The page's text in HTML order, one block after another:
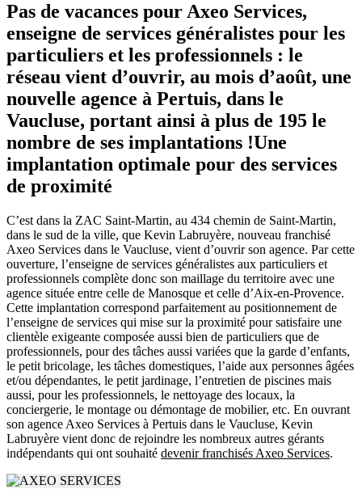
Pas de vacances pour Axeo Services,
enseigne de services généralistes pour les
particuliers et les professionnels : le
réseau vient d’ouvrir, au mois d’août, une
nouvelle agence à Pertuis, dans le
Vaucluse, portant ainsi à plus de 195 le
nombre de ses implantations !Une
implantation optimale pour des services
de proximité
C’est dans la ZAC Saint-Martin, au 434 chemin de Saint-Martin,
dans le sud de la ville, que Kevin Labruyère, nouveau franchisé
Axeo Services dans le Vaucluse, vient d’ouvrir son agence. Par cette
ouverture, l’enseigne de services généralistes aux particuliers et
professionnels complète donc son maillage du territoire avec une
agence située entre celle de Manosque et celle d’Aix-en-Provence.
Cette implantation correspond parfaitement au positionnement de
l’enseigne de services qui mise sur la proximité pour satisfaire une
clientèle exigeante composée aussi bien de particuliers que de
professionnels, pour des tâches aussi variées que la garde d’enfants,
le petit bricolage, les tâches domestiques, l’aide aux personnes âgées
et/ou dépendantes, le petit jardinage, l’entretien de piscines mais
aussi, pour les professionnels, le nettoyage des locaux, la
conciergerie, le montage ou démontage de mobilier, etc. En ouvrant
son agence Axeo Services à Pertuis dans le Vaucluse, Kevin
Labruyère vient donc de rejoindre les nombreux autres gérants
indépendants qui ont souhaité devenir franchisés Axeo Services.